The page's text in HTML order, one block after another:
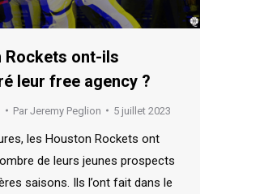
Rockets ont-ils
leur free agency ?
Par Jeremy Peglion 5 juillet 2023
les Houston Rockets ont
de leurs jeunes prospects
saisons. Ils l’ont fait dans le